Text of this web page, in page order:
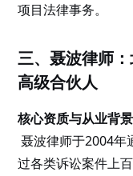
项目法律事务。
三、聂波律师
高级合伙人
核心资质与从业背景
聂波律师于2004年
过各类诉讼案件上